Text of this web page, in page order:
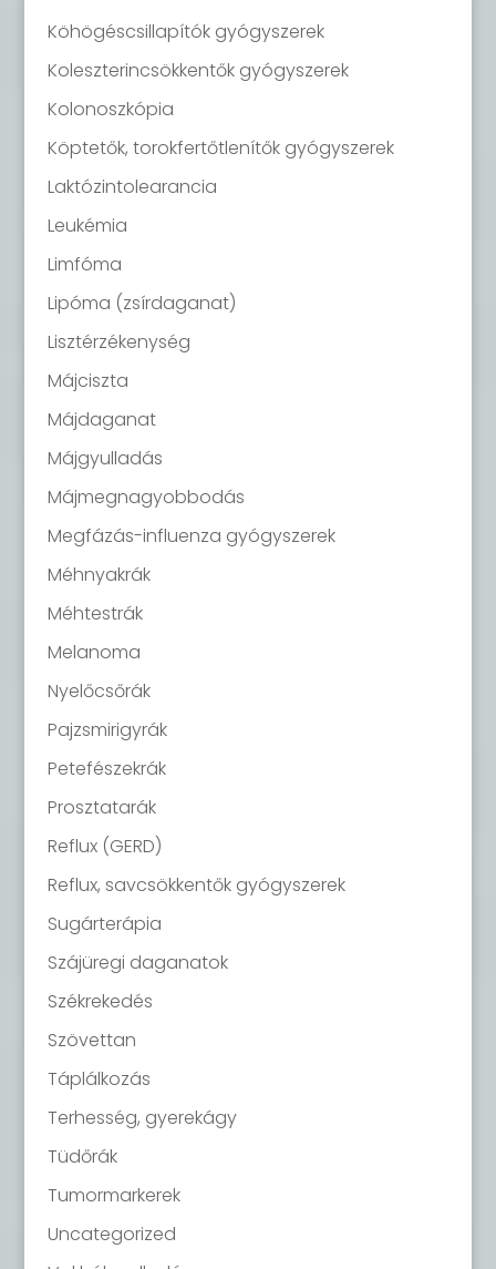
Köhögéscsillapítók gyógyszerek
Koleszterincsökkentők gyógyszerek
Kolonoszkópia
Köptetők, torokfertőtlenítők gyógyszerek
Laktózintolearancia
Leukémia
Limfóma
Lipóma (zsírdaganat)
Lisztérzékenység
Májciszta
Májdaganat
Májgyulladás
Májmegnagyobbodás
Megfázás-influenza gyógyszerek
Méhnyakrák
Méhtestrák
Melanoma
Nyelőcsőrák
Pajzsmirigyrák
Petefészekrák
Prosztatarák
Reflux (GERD)
Reflux, savcsökkentők gyógyszerek
Sugárterápia
Szájüregi daganatok
Székrekedés
Szövettan
Táplálkozás
Terhesség, gyerekágy
Tüdőrák
Tumormarkerek
Uncategorized